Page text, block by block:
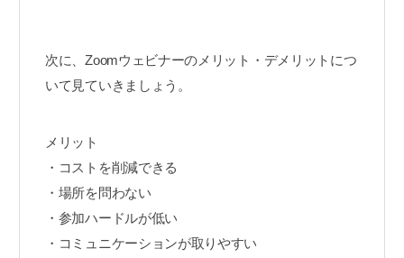
次に、Zoomウェビナーのメリット・デメリットにつ
いて見ていきましょう。
メリット
・コストを削減できる
・場所を問わない
・参加ハードルが低い
・コミュニケーションが取りやすい